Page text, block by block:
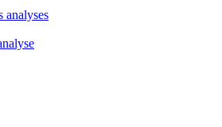
analyses